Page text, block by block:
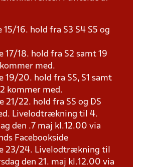
15/16. hold fra S3 S4 S5 og
17/18. hold fra S2 samt 19
med.
19/20. hold fra SS, S1 samt
kommer med.
21/22. hold fra SS og DS
Livelodtrækning til 4.
den .7 maj kl.12.00 via
Facebookside
23/24. Livelodtrækning til
den 21. maj kl.12.00 via